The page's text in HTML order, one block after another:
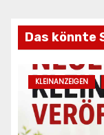
Das könnte
KLEINANZEIGEN